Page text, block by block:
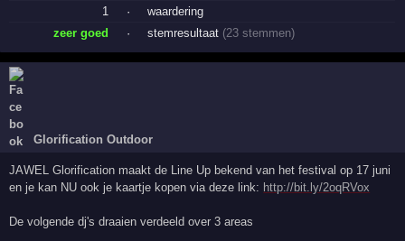
1 ·
waardering
zeer goed
· stemresultaat (23 stemmen)
Glorification Outdoor
JAWEL Glorification maakt de Line Up bekend van het festival op 17 juni
en je kan NU ook je kaartje kopen via deze link: http://bit.ly/2oqRVox
De volgende dj's draaien verdeeld over 3 areas